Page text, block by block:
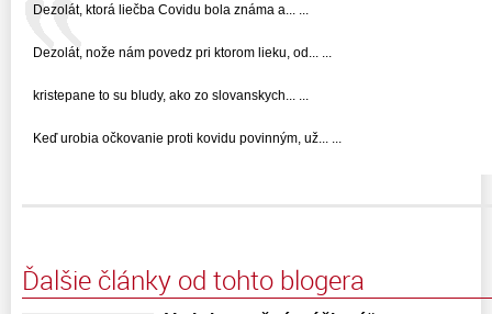
Dezolát, ktorá liečba Covidu bola známa a... ...
Dezolát, nože nám povedz pri ktorom lieku, od... ...
kristepane to su bludy, ako zo slovanskych... ...
Keď urobia očkovanie proti kovidu povinným, už... ...
Ďalšie články od tohto blogera